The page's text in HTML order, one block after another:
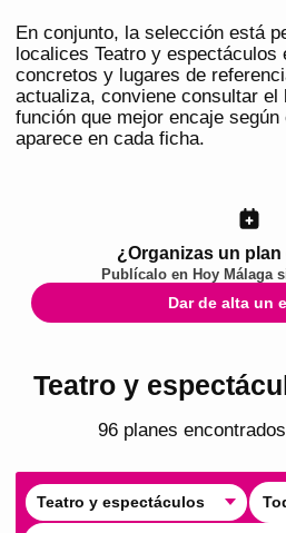
En conjunto, la selección está
localices Teatro y espectáculos
concretos y lugares de
actualiza, conviene consultar el
función que mejor encaje
aparece en cada ficha.
¿Organizas un plan
Publícalo en Hoy Málaga
Dar de alta un
Teatro y
96 planes encontrados
Teatro y espectáculos